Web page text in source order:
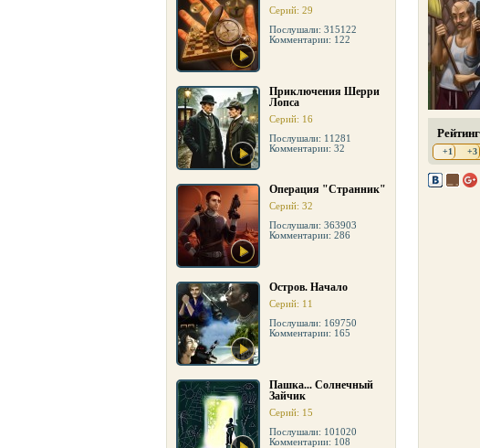
Серий: 29
Послушали: 315122
Комментарии: 122
Приключения Шерри
Лопса
Серий: 16
Послушали: 11281
Комментарии: 32
Операция "Странник"
Серий: 32
Послушали: 363903
Комментарии: 286
Остров. Начало
Серий: 11
Послушали: 169750
Комментарии: 165
Пашка... Солнечный
Зайчик
Серий: 15
Послушали: 101020
Комментарии: 108
+1 +3